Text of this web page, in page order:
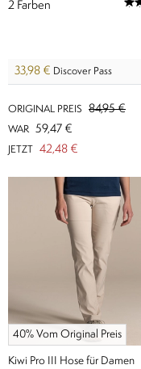
2 Farben
33,98 € Discover Pass
ORIGINAL PREIS 84,95 €
WAR 59,47 €
JETZT 42,48 €
40% Vom Original Preis
Kiwi Pro III Hose für Damen